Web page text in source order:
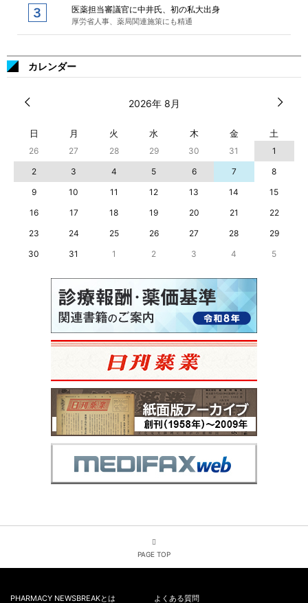
医薬担当審議官に中井氏、初の私大出身
厚労省人事、薬局関連施策にも精通
カレンダー
2026年 8月
日 月 火 水 木 金 土
26 27 28 29 30 31
1
2
3 4 5 6 7
8
9
10 11 12 13 14
15
16
17 18 19 20 21
22
23
24 25 26 27 28
29
30
31 1 2 3 4 5
PAGE TOP
PHARMACY NEWSBREAKとは よくある質問